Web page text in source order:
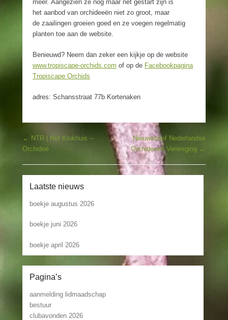
meer. Aangezien ze nog maar net gestart zijn is
het aanbod van orchideeën niet zo groot, maar
de zaailingen groeien goed en ze voegen regelmatig
planten toe aan de website.
Benieuwd? Neem dan zeker een kijkje op de website
www.tropiscape-orchids.com of op de Facebookpagina
Tropiscape Orchids
adres: Schansstraat 77b Kortenaken
Bericht navigatie
← NTR | Het Klokhuis –
Orchidee
Nieuwsbrief Nederlandse
Orchideeën Vereniging →
Laatste nieuws
boekje augustus 2026
boekje juni 2026
boekje april 2026
Pagina’s
aanmelding lidmaadschap
bestuur
clubavonden 2026